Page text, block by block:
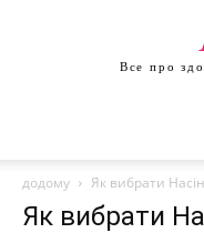
Все про
додому Як вибрати
Як вибрати